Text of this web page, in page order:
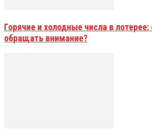
Горячие и холодные числа в лотерее:
обращать внимание?